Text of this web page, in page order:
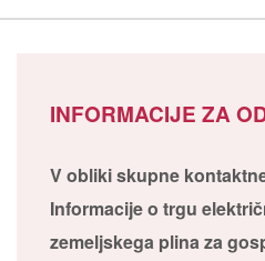
INFORMACIJE ZA
V obliki skupne
Informacije o trgu
zemeljskega plina za